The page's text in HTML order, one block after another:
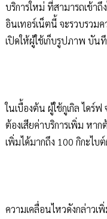
บริการใหม่ ที่สามารถเข้า
อินเทอร์เน็ตนี้ จะรวบรวม
เปิดให้ผู้ใช้เก็บรูปภาพ บัน
ในเบื้องต้น ผู้ใช้กูเกิล ไดร์
ต้องเสียค่าบริการเพิ่ม หา
เพิ่มได้มากถึง 100 กิกะไบ
ความเคลื่อนไหวดังกล่าวเ